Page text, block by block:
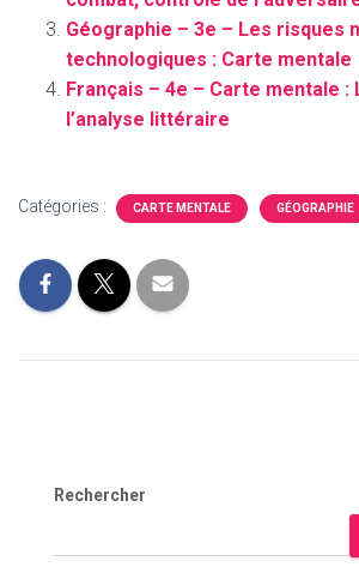
Géographie – 3e – Les risques
technologiques : Carte mentale
Français – 4e – Carte mentale :
l’analyse littéraire
Catégories : CARTE MENTALE GÉOGRAPHIE
Rechercher